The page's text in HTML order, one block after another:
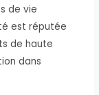
de vie
est réputée
de haute
dans